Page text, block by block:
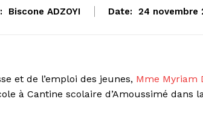
Biscone ADZOYI Date: 24 novembre
et de l’emploi des jeunes, Mme Myriam
à Cantine scolaire d’Amoussimé dans